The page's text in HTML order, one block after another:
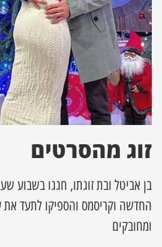
מסע מלחמה
השבוע
מקומית
עסקים
זוג מהסרטים
בן אביטל ובת זוגתו, חגגו בשבוע
החדשה וקריסמס והספיקו לתעד
ומחובקים